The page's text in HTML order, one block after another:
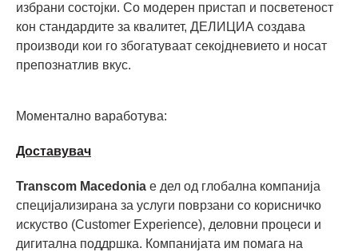
избрани состојки. Со модерен пристап и посветеност
кон стандардите за квалитет, ДЕЛИЦИА создава
производи кои го збогатуваат секојдневието и носат
препознатлив вкус.
Моментално ваработува:
Доставувач
Transcom Macedonia е дел од глобална компанија
специјализирана за услуги поврзани со корисничко
искуство (Customer Experience), деловни процеси и
дигитална поддршка. Компанијата им помага на